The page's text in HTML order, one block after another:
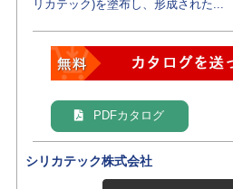
リカテック)を塗布し、形成された...
PDFカタログ
シリカテック株式会社